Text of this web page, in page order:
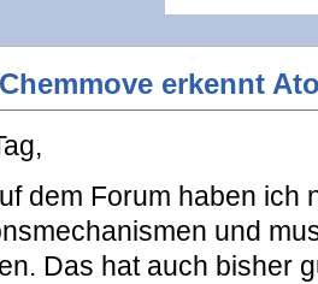
erkennt
dem Forum haben ich
und
Das hat auch bisher